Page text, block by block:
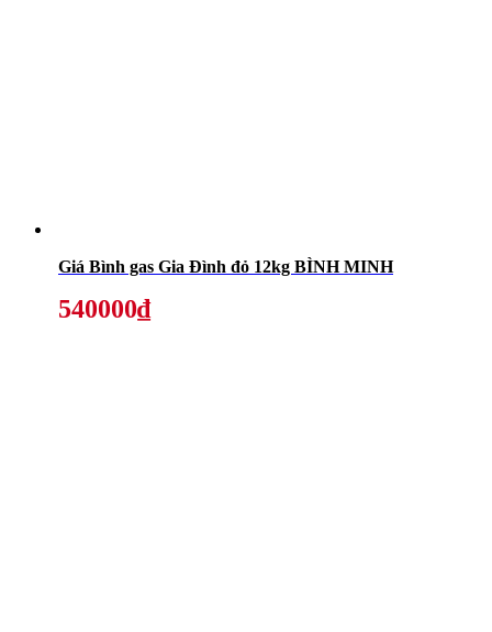
Giá Bình gas Gia Đình đỏ 12kg BÌNH MINH
540000₫